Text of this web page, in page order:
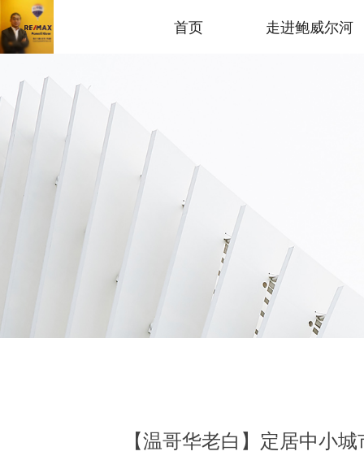
首页 走进鲍威尔河
【温哥华老白】定居中小